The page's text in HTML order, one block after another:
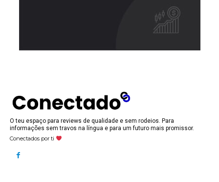
O teu espaço para reviews de qualidade e sem rodeios. Para
informações sem travos na língua e para um futuro mais promissor.
Conectados por ti